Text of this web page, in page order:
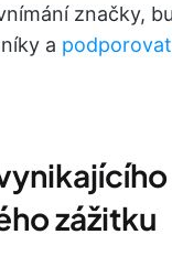
značky,
a
zážitku